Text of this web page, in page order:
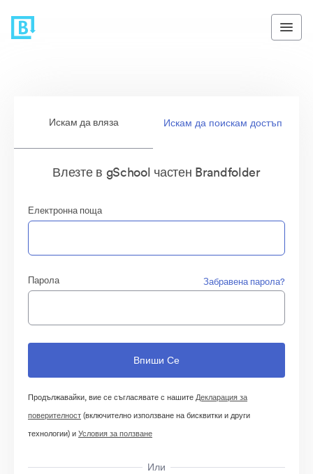
Искам да вляза Искам да поискам достъп
Влезте в gSchool частен Brandfolder
Електронна поща
Парола Забравена парола?
Продължавайки, вие се съгласявате с нашитеДекларация за
поверителност(включително използване на бисквитки и други
технологии) иУсловия за ползване
Или